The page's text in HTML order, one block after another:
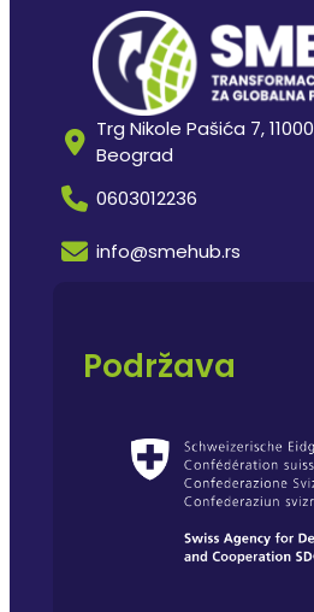
Trg Nikole Pašića 7, 11000
Beograd
0603012236
info@smehub.rs
Podržava